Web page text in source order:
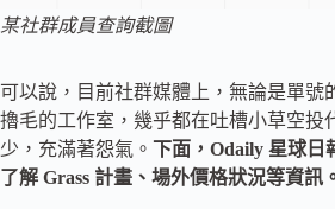
某社群成員查詢截圖
可以說，目前社群媒體上，無論是單號
擼毛的工作室，幾乎都在吐槽小草空投
少，充滿著怨氣。 下面，Odaily 星球日
了解 Grass 計畫、場外價格狀況等資訊。